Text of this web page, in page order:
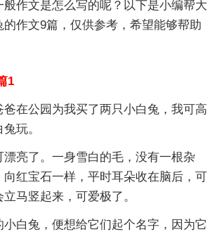
作文是怎么写的呢？以下是小编帮大
的作文9篇，仅供参考，希望能够帮助
1
爸在公园为我买了两只小白兔，我可高
玩。
漂亮了。一身雪白的毛，没有一根杂
红宝石一样，平时耳朵收在脑后，可
马竖起来，可爱极了。
小白兔，便想给它们起个名字，因为它